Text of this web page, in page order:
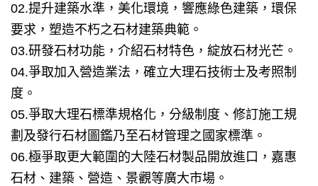
02.提升建築水準，美化環境，響應綠色建築，環保
要求，塑造不朽之石材建築典範。
03.研發石材功能，介紹石材特色，綻放石材光芒。
04.爭取加入營造業法，確立大理石技術士及考照制
度。
05.爭取大理石標準規格化，分級制度、修訂施工規
劃及發行石材圖鑑乃至石材管理之國家標準。
06.極爭取更大範圍的大陸石材製品開放進口，嘉惠
石材、建築、營造、景觀等廣大市場。